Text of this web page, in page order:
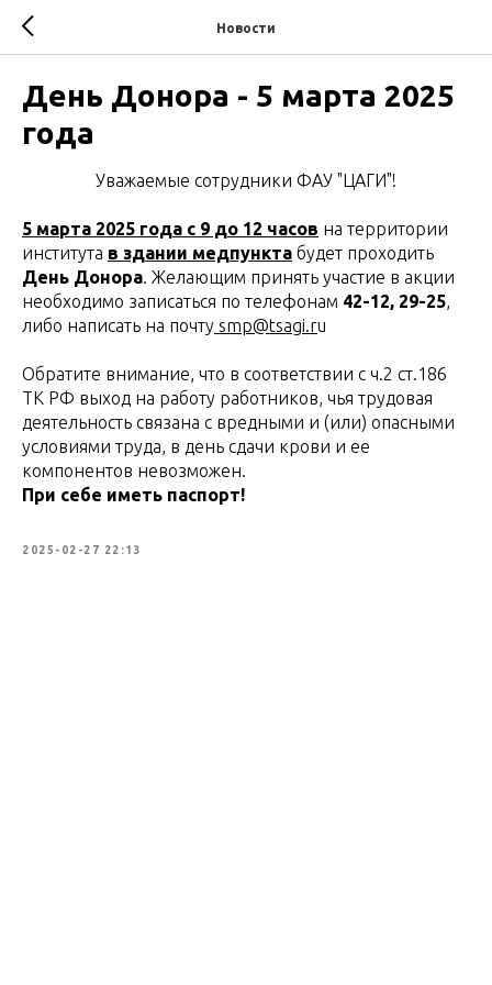
Новости
День Донора - 5 марта 2025
года
Уважаемые сотрудники ФАУ "ЦАГИ"!
5 марта 2025 года с 9 до 12 часов на территории
института в здании медпункта будет проходить
День Донора. Желающим принять участие в акции
необходимо записаться по телефонам 42-12, 29-25,
либо написать на почту smp@tsagi.ru
Обратите внимание, что в соответствии с ч.2 ст.186
ТК РФ выход на работу работников, чья трудовая
деятельность связана с вредными и (или) опасными
условиями труда, в день сдачи крови и ее
компонентов невозможен.
При себе иметь паспорт!
2025-02-27 22:13